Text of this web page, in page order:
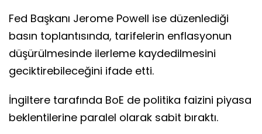
Fed Başkanı Jerome Powell ise düzenlediği
basın toplantısında, tarifelerin enflasyonun
düşürülmesinde ilerleme kaydedilmesini
geciktirebileceğini ifade etti.
İngiltere tarafında BoE de politika faizini piyasa
beklentilerine paralel olarak sabit bıraktı.